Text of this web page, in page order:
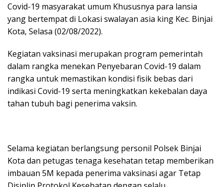
Covid-19 masyarakat umum Khususnya para lansia
yang bertempat di Lokasi swalayan asia king Kec. Binjai
Kota, Selasa (02/08/2022).
Kegiatan vaksinasi merupakan program pemerintah
dalam rangka menekan Penyebaran Covid-19 dalam
rangka untuk memastikan kondisi fisik bebas dari
indikasi Covid-19 serta meningkatkan kekebalan daya
tahan tubuh bagi penerima vaksin.
Selama kegiatan berlangsung personil Polsek Binjai
Kota dan petugas tenaga kesehatan tetap memberikan
imbauan 5M kepada penerima vaksinasi agar Tetap